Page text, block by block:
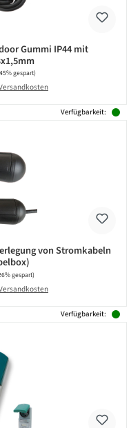
Gummi IP44 mit
gespart)
Verfügbarkeit:
von Stromkabeln
gespart)
Verfügbarkeit: